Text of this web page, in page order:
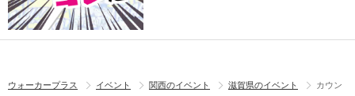
ウォーカープラス イベント 関西のイベント 滋賀県のイベント
カウン